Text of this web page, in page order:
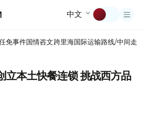
中文
免事件国情咨文跨里海国际运输路线/中间走廊
立本土快餐连锁 挑战西方品